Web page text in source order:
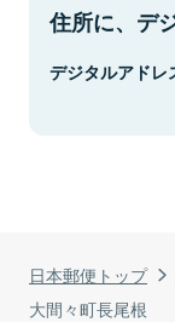
日本郵便トップ
大間々町長尾根
住所に、デ
デジタルアドレ